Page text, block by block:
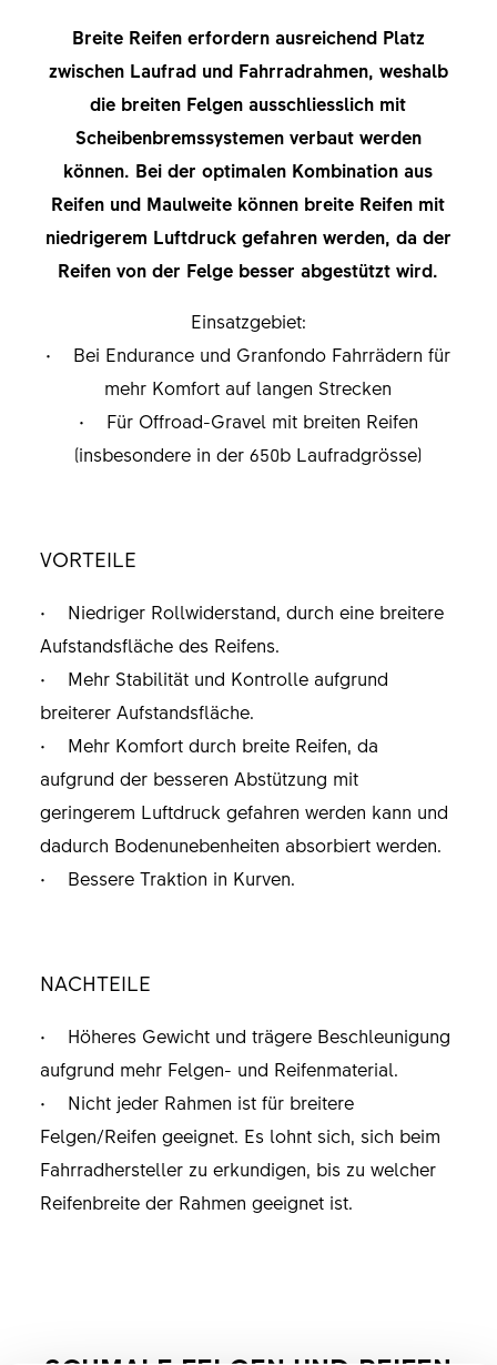
Breite Reifen erfordern ausreichend Platz
zwischen Laufrad und Fahrradrahmen, weshalb
die breiten Felgen ausschliesslich mit
Scheibenbremssystemen verbaut werden
können. Bei der optimalen Kombination aus
Reifen und Maulweite können breite Reifen mit
niedrigerem Luftdruck gefahren werden, da der
Reifen von der Felge besser abgestützt wird.
Einsatzgebiet:
• Bei Endurance und Granfondo Fahrrädern für
mehr Komfort auf langen Strecken
• Für Offroad-Gravel mit breiten Reifen
(insbesondere in der 650b Laufradgrösse)
VORTEILE
• Niedriger Rollwiderstand, durch eine breitere
Aufstandsfläche des Reifens.
• Mehr Stabilität und Kontrolle aufgrund
breiterer Aufstandsfläche.
• Mehr Komfort durch breite Reifen, da
aufgrund der besseren Abstützung mit
geringerem Luftdruck gefahren werden kann und
dadurch Bodenunebenheiten absorbiert werden.
• Bessere Traktion in Kurven.
NACHTEILE
• Höheres Gewicht und trägere Beschleunigung
aufgrund mehr Felgen- und Reifenmaterial.
• Nicht jeder Rahmen ist für breitere
Felgen/Reifen geeignet. Es lohnt sich, sich beim
Fahrradhersteller zu erkundigen, bis zu welcher
Reifenbreite der Rahmen geeignet ist.